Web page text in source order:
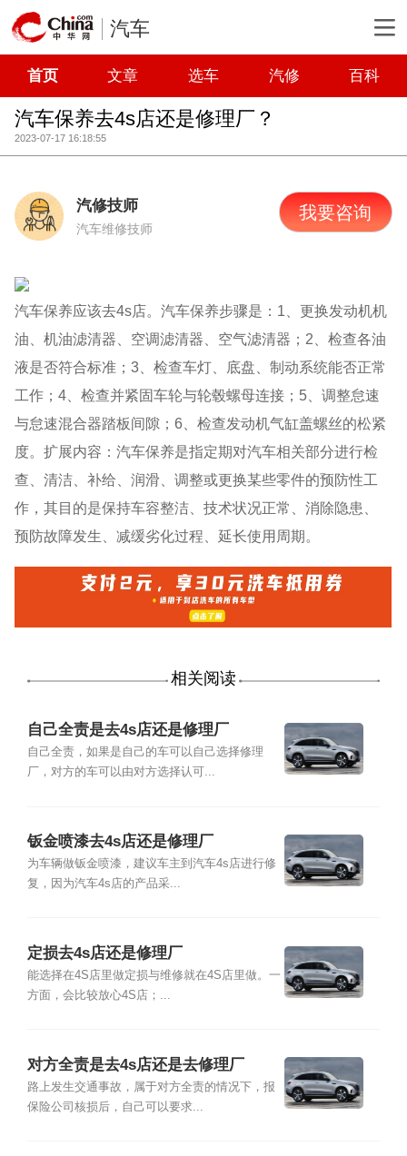
汽车
首页 文章 选车 汽修 百科
汽车保养去4s店还是修理厂？
2023-07-17 16:18:55
汽修技师
汽车维修技师
我要咨询
汽车保养应该去4s店。汽车保养步骤是：1、更换发动机机
油、机油滤清器、空调滤清器、空气滤清器；2、检查各油
液是否符合标准；3、检查车灯、底盘、制动系统能否正常
工作；4、检查并紧固车轮与轮毂螺母连接；5、调整怠速
与怠速混合器踏板间隙；6、检查发动机气缸盖螺丝的松紧
度。扩展内容：汽车保养是指定期对汽车相关部分进行检
查、清洁、补给、润滑、调整或更换某些零件的预防性工
作，其目的是保持车容整洁、技术状况正常、消除隐患、
预防故障发生、减缓劣化过程、延长使用周期。
相关阅读
自己全责是去4s店还是修理厂
自己全责，如果是自己的车可以自己选择修理
厂，对方的车可以由对方选择认可...
钣金喷漆去4s店还是修理厂
为车辆做钣金喷漆，建议车主到汽车4s店进行修
复，因为汽车4s店的产品采...
定损去4s店还是修理厂
能选择在4S店里做定损与维修就在4S店里做。一
方面，会比较放心4S店；...
对方全责是去4s店还是去修理厂
路上发生交通事故，属于对方全责的情况下，报
保险公司核损后，自己可以要求...